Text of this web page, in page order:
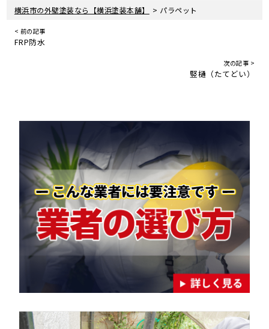
横浜市の外壁塗装なら【横浜塗装本舗】 > パラペット
< 前の記事
FRP防水
次の記事 >
竪樋（たてどい）